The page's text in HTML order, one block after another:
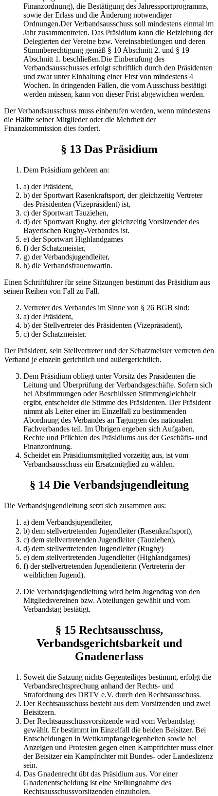
Finanzordnung), die Bestätigung des Jahressportprogramms,
sowie der Erlass und die Änderung notwendiger
Ordnungen.Der Verbandsausschuss soll mindestens einmal im
Jahr zusam­mentreten. Das Präsidium kann die Beiziehung der
Delegierten der Vereine bzw. Vereinsabteilungen und deren
Stimmberechtigung gemäß § 10 Abschnitt 2. und § 19
Abschnitt 1. beschließen.Die Einberufung des
Verbandsausschusses erfolgt schriftlich durch den Präsidenten
und zwar unter Einhaltung einer First von mindestens 4
Wochen. In dringenden Fällen, die vom Ausschuss bestätigt
werden müssen, kann von dieser Frist abgewichen werden.
Der Verbandsausschuss muss einberufen werden, wenn mindes­tens
die Hälfte seiner Mitglieder oder die Mehrheit der
Finanzkommission dies fordert.
§ 13 Das Präsidium
Dem Präsidium gehören an:
a) der Präsident,
b) der Sportwart Rasenkraftsport, der gleichzeitig Vertreter
des Präsidenten (Vizepräsident) ist,
c) der Sportwart Tauziehen,
d) der Sportwart Rugby, der gleichzeitig Vorsitzender des
Bayerischen Rugby-Verbandes ist.
e) der Sportwart Highlandgames
f) der Schatzmeister,
g) der Verbandsjugendleiter,
h) die Verbandsfrauenwartin.
Einen Schriftführer für seine Sitzungen bestimmt das Präsidium aus
seinen Reihen von Fall zu Fall.
Vertreter des Verbandes im Sinne von § 26 BGB sind:
a) der Präsident,
b) der Stellvertreter des Präsidenten (Vizepräsident),
c) der Schatzmeister.
Der Präsident, sein Stellvertreter und der Schatzmeister vertreten den
Verband je einzeln gerichtlich und außergerichtlich.
Dem Präsidium obliegt unter Vorsitz des Präsidenten die
Leitung und Überprüfung der Verbandsgeschäfte. Sofern sich
bei Abstimmungen oder Beschlüssen Stimmengleichheit
ergibt, entscheidet die Stimme des Präsidenten. Der Präsident
nimmt als Leiter einer im Einzelfall zu bestimmenden
Abordnung des Verbandes an Tagungen des nationalen
Fachverbandes teil. Im Übrigen ergeben sich Aufgaben,
Rechte und Pflichten des Präsidiums aus der Geschäfts- und
Finanzordnung.
Scheidet ein Präsidiumsmitglied vorzeitig aus, ist vom
Verbandsausschuss ein Ersatzmitglied zu wählen.
§ 14 Die Verbandsjugendleitung
Die Verbandsjugendleitung setzt sich zusammen aus:
a) dem Verbandsjugendleiter,
b) dem stellvertretenden Jugendleiter (Rasenkraftsport),
c) dem stellvertretenden Jugendleiter (Tauziehen),
d) dem stellvertretenden Jugendleiter (Rugby)
e) dem stellvertretenden Jugendleiter (Highlandgames)
f) der stellvertretenden Jugendleiterin (Vertreterin der
weiblichen Jugend).
Die Verbandsjugendleitung wird beim Jugendtag von den
Mit­gliedsvereinen bzw. Abteilungen gewählt und vom
Verbandstag bestätigt.
§ 15 Rechtsausschuss,
Verbandsgerichtsbarkeit und
Gnadenerlass
Soweit die Satzung nichts Gegenteiliges bestimmt, erfolgt die
Verbandsrechtsprechung anhand der Rechts- und
Strafordnung des DRTV e.V. durch den Rechtsausschuss.
Der Rechtsausschuss besteht aus dem Vorsitzenden und zwei
Bei­sitzern.
Der Rechtsausschussvorsitzende wird vom Verbandstag
gewählt. Er bestimmt im Einzelfall die beiden Beisitzer. Bei
Entscheidungen in Wettkampfangelegenheiten sowie bei
Anzeigen und Protesten gegen einen Kampfrichter muss einer
der Beisitzer ein Kampfrich­ter mit Bundes- oder Landeslizenz
sein.
Das Gnadenrecht übt das Präsidium aus. Vor einer
Gnadenent­scheidung ist eine Stellungnahme des
Rechtsausschussvorsitzen­den einzuholen.